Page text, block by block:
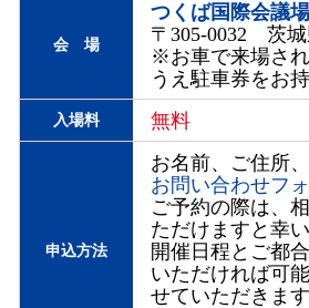
会 場
つくば国際会議
〒305-0032 茨城
※お車で来場さ
うえ駐車券をお
入場料 無料
申込方法
お名前、ご住所
お問い合わせフ
ご予約の際は、
ただけますと幸い
開催日程とご都
いただければ可
せていただきます